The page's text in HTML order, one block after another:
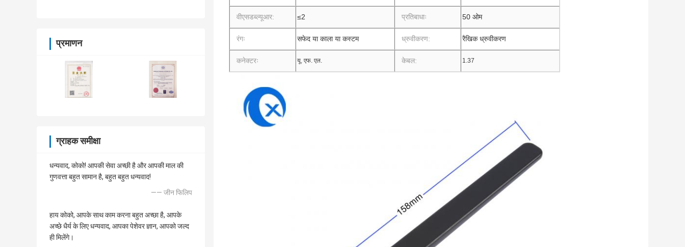
प्रमाणन
ग्राहक समीक्षा
धन्यवाद, कोको! आपकी सेवा अच्छी है और आपकी माल की
गुणवत्ता बहुत सामान है, बहुत बहुत धन्यवाद!
—— जीन फिलिप
हाय कोको, आपके साथ काम करना बहुत अच्छा है, आपके
अच्छे धैर्य के लिए धन्यवाद, आपका पेशेवर ज्ञान, आपको जल्द
ही मिलेंगे।
वीएसडब्ल्यूआर: ≤2 प्रतिबाधाः 50 ओम
रंगः सफेद या काला या कस्टम ध्रुवीकरण: रैखिक ध्रुवीकरण
कनेक्टरः यू. एफ. एल. केबल: 1.37